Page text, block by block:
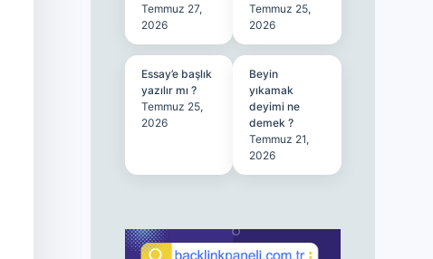
Temmuz 27,
2026
Temmuz 25,
2026
Essay’e başlık
yazılır mı ?
Temmuz 25,
2026
Beyin
yıkamak
deyimi ne
demek ?
Temmuz 21,
2026